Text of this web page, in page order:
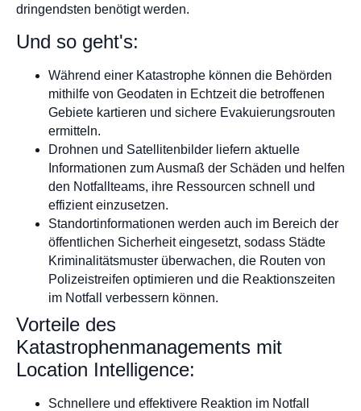
dringendsten benötigt werden.
Und so geht's:
Während einer Katastrophe können die Behörden
mithilfe von Geodaten in Echtzeit die betroffenen
Gebiete kartieren und sichere Evakuierungsrouten
ermitteln.
Drohnen und Satellitenbilder liefern aktuelle
Informationen zum Ausmaß der Schäden und helfen
den Notfallteams, ihre Ressourcen schnell und
effizient einzusetzen.
Standortinformationen werden auch im Bereich der
öffentlichen Sicherheit eingesetzt, sodass Städte
Kriminalitätsmuster überwachen, die Routen von
Polizeistreifen optimieren und die Reaktionszeiten
im Notfall verbessern können.
Vorteile des
Katastrophenmanagements mit
Location Intelligence:
Schnellere und effektivere Reaktion im Notfall